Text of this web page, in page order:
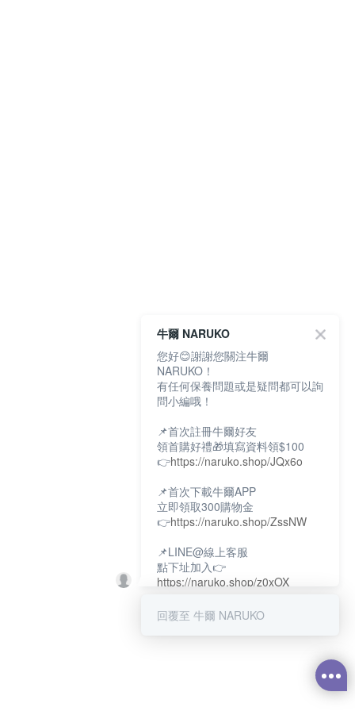
牛爾 NARUKO
您好😊謝謝您關注牛爾
NARUKO！
有任何保養問題或是疑問都可以詢
問小編哦！
📌首次註冊牛爾好友
領首購好禮🎁填寫資料領$100
👉https://naruko.shop/JQx6o
📌首次下載牛爾APP
立即領取300購物金
👉https://naruko.shop/ZssNW
📌LINE@線上客服
點下址加入👉
https://naruko.shop/z0xOX
📌電話客服：02-26581707
回覆至 牛爾 NARUKO